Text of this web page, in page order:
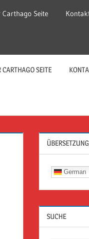
Seite
SEITE
German
SUCHE